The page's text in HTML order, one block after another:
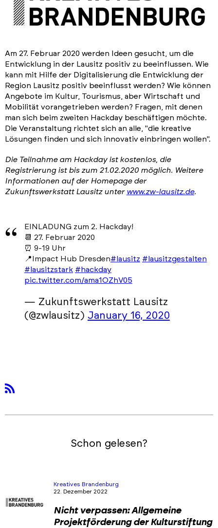
Am 27. Februar 2020 werden Ideen gesucht, um die
Entwicklung in der Lausitz positiv zu beeinflussen. Wie
kann mit Hilfe der Digitalisierung die Entwicklung der
Region Lausitz positiv beeinflusst werden? Wie können
Angebote im Kultur, Tourismus, aber Wirtschaft und
Mobilität vorangetrieben werden? Fragen, mit denen
man sich beim zweiten Hackday beschäftigen möchte.
Die Veranstaltung richtet sich an alle, "die kreative
Lösungen finden und sich innovativ einbringen wollen".
Die Teilnahme am Hackday ist kostenlos, die
Registrierung ist bis zum 21.02.2020 möglich. Weitere
Informationen auf der Homepage der
Zukunftswerkstatt Lausitz unter www.zw-lausitz.de.
EINLADUNG zum 2. Hackday!
📆 27. Februar 2020
⏰ 9-19 Uhr
📍Impact Hub Dresden#lausitz #lausitzgestalten
#lausitzstark #hackday
pic.twitter.com/ama1OZhV05
— Zukunftswerkstatt Lausitz
(@zwlausitz) January 16, 2020
Schon gelesen?
Kreatives Brandenburg
22. Dezember 2022
Nicht verpassen: Allgemeine
Projektförderung der Kulturstiftung